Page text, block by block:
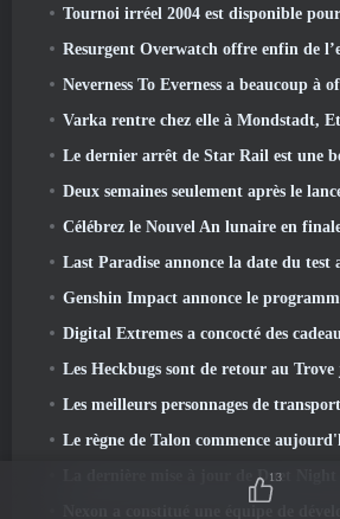
Tournoi irréel 2004 est disponible pour jouer gratuitement et Epic
Resurgent Overwatch offre enfin de
Neverness To Everness a beaucoup à offrir aux joueurs,
Varka rentre chez elle à Mondstadt, Et lui apporte des problèmes dans la
Le dernier arrêt de Star Rail est une belle
Deux semaines seulement après le lancement de Highguard, Wildlight
Célébrez le Nouvel An lunaire en finale avec le
Last Paradise annonce la date du test
Genshin Impact annonce le
Digital Extremes a concocté des cadeaux sympas pour célébrer le
Les Heckbugs sont de retour au Trove juste à
Les meilleurs personnages de transport à
Le règne de Talon commence aujourd'hui avec le lancement de
La dernière mise à jour de Duet Night Abyss
13